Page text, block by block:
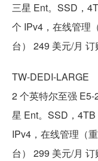
三星 Ent。SSD，
个 IPv4，在线管理
台） 249 美元/月 订
TW-DEDI-LARGE
2 个英特尔至强
星 Ent。SSD，
IPv4，在线管理（
台） 299 美元/月 订